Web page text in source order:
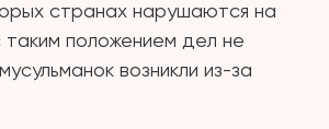
странах нарушаются на
таким положением дел не
возникли из-за